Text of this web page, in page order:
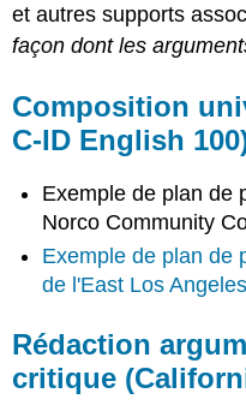
ID
English
Rédaction
argumentative
et
critique
(California
C-
English
et autres supports
façon dont les
Composition
C-ID English 100
Exemple de plan de
Norco Community
Exemple de plan de
de l'East Los
Rédaction
critique